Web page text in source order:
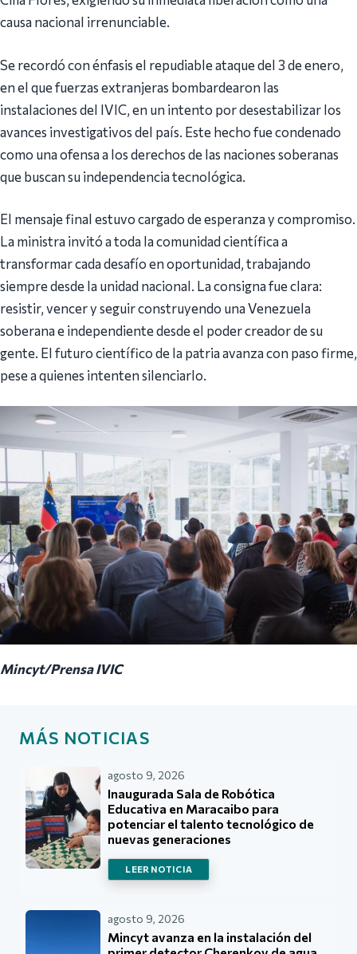
causa nacional irrenunciable.
Se recordó con énfasis el repudiable ataque del 3 de enero,
en el que fuerzas extranjeras bombardearon las
instalaciones del IVIC, en un intento por desestabilizar los
avances investigativos del país. Este hecho fue condenado
como una ofensa a los derechos de las naciones soberanas
que buscan su independencia tecnológica.
El mensaje final estuvo cargado de esperanza y compromiso.
La ministra invitó a toda la comunidad científica a
transformar cada desafío en oportunidad, trabajando
siempre desde la unidad nacional. La consigna fue clara:
resistir, vencer y seguir construyendo una Venezuela
soberana e independiente desde el poder creador de su
gente. El futuro científico de la patria avanza con paso firme,
pese a quienes intenten silenciarlo.
Mincyt/Prensa IVIC
MÁS NOTICIAS
agosto 9, 2026
Inaugurada Sala de Robótica
Educativa en Maracaibo para
potenciar el talento tecnológico de
nuevas generaciones
LEER NOTICIA
agosto 9, 2026
Mincyt avanza en la instalación del